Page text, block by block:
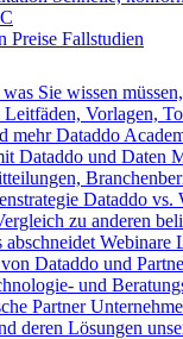
Preise Fallstudien
Sie wissen
Leitfäden, Vorlagen,
mehr Dataddo
Dataddo und Daten
Dataddo vs.
zu anderen
abschneidet Webinare
Dataddo und
und
Partner
deren Lösungen